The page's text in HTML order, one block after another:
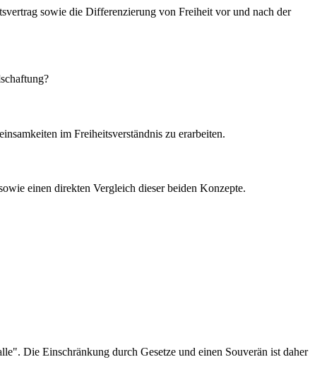
sowie die Differenzierung von Freiheit vor und nach der
im Freiheitsverständnis zu erarbeiten.
einen direkten Vergleich dieser beiden Konzepte.
Die Einschränkung durch Gesetze und einen Souverän ist daher